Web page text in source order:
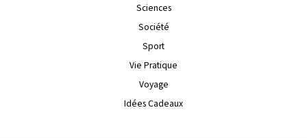
Sciences
Société
Sport
Vie Pratique
Voyage
Idées Cadeaux